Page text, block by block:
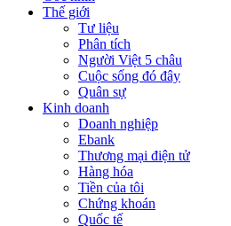
Thế giới
Tư liệu
Phân tích
Người Việt 5 châu
Cuộc sống đó đây
Quân sự
Kinh doanh
Doanh nghiệp
Ebank
Thương mại điện tử
Hàng hóa
Tiền của tôi
Chứng khoán
Quốc tế